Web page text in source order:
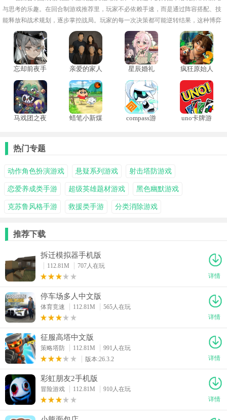
与思考的乐趣。在回合制游戏推荐里，玩家不必依赖手速，而是通过阵容搭配、技
能释放和战术规划，逐步掌控战局。玩家的每一次决策都可能逆转结果，这种博弈
就是回合制游戏最吸引人的地方。简洁的操作门槛能让新手轻松上手，而富有深度
的策略空间又能长久保持挑战性，留住元老玩家。
忘却前夜手
亲爱的家人
星辰婚礼
疯狂原始人
马戏团之夜
蜡笔小新煤
compass游
uno卡牌游
热门专题
动作角色扮演游戏 悬疑系列游戏 射击塔防游戏
恋爱养成类手游 超级英雄题材游戏 黑色幽默游戏
克苏鲁风格手游 救援类手游 分类消除游戏
推荐下载
拆迁模拟器手机版
112.81M
707人在玩
详情
停车场多人中文版
体育竞速 112.81M
565人在玩
详情
征服高塔中文版
策略塔防 112.81M
991人在玩
版本:26.3.2
详情
彩虹朋友2手机版
冒险游戏 112.81M
910人在玩
详情